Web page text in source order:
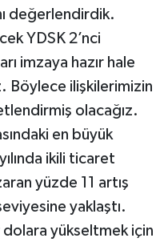
değerlendirdik.
YDSK 2’nci
imzaya hazır hale
ilişkilerimizin
olacağız.
en büyük
ikili ticaret
yüzde 11 artış
yaklaştı.
yükseltmek için